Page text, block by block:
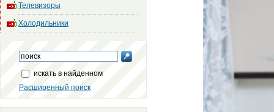
Телевизоры
Холодильники
искать в найденном
Расширенный поиск